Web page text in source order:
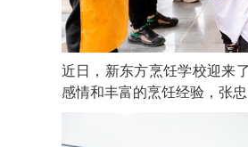
近日，新东方烹饪学校迎来
感情和丰富的烹饪经验，张